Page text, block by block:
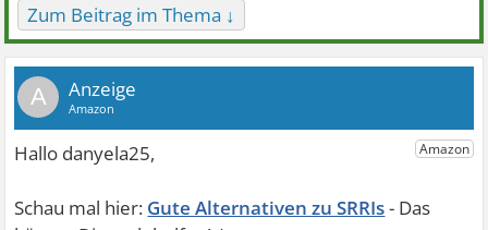
Zum Beitrag im Thema ↓
A
Gute Alternativen zu SRRIs